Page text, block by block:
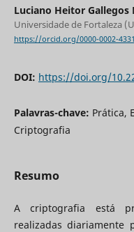
Luciano Heitor Gallegos
Universidade de Fortaleza
https://orcid.org/0000-0002-
DOI: https://doi.org/
Palavras-chave: Prática,
Criptografia
Resumo
A criptografia está
realizadas diariamente